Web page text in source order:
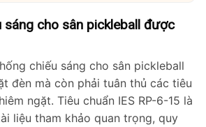
sáng cho sân pickleball được
chiếu sáng cho sân pickleball
đèn mà còn phải tuân thủ các tiêu
ngặt. Tiêu chuẩn IES RP-6-15 là
liệu tham khảo quan trọng, quy